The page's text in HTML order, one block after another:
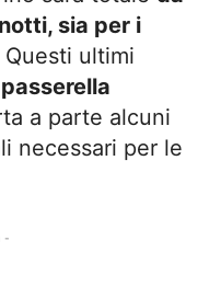
sia per i
Questi ultimi
passerella
a parte alcuni
necessari per le
-